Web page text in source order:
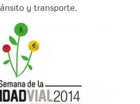
y transporte.